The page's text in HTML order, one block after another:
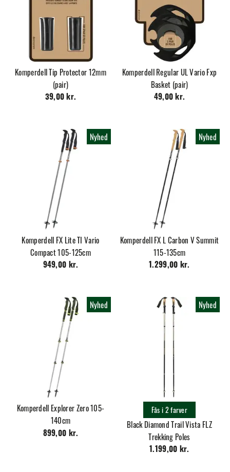
Komperdell Tip Protector 12mm
(pair)
39,00 kr.
Komperdell Regular UL Vario Fxp
Basket (pair)
49,00 kr.
Nyhed
Komperdell FX Lite TI Vario
Compact 105-125cm
949,00 kr.
Nyhed
Komperdell FX L Carbon V Summit
115-135cm
1.299,00 kr.
Nyhed
Komperdell Explorer Zero 105-
140cm
899,00 kr.
Nyhed
Black Diamond Trail Vista FLZ
Trekking Poles
1.199,00 kr.
Fås i 2 farver